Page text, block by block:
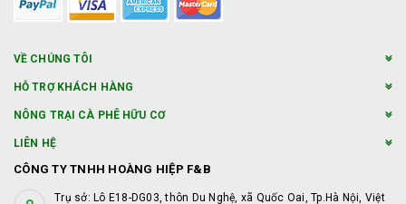
VỀ CHÚNG TÔI
HỖ TRỢ KHÁCH HÀNG
NÔNG TRẠI CÀ PHÊ HỮU CƠ
LIÊN HỆ
CÔNG TY TNHH HOÀNG HIỆP F&B
Trụ sở: Lô E18-DG03, thôn Du Nghệ, xã Quốc Oai, Tp.Hà Nội, Việt